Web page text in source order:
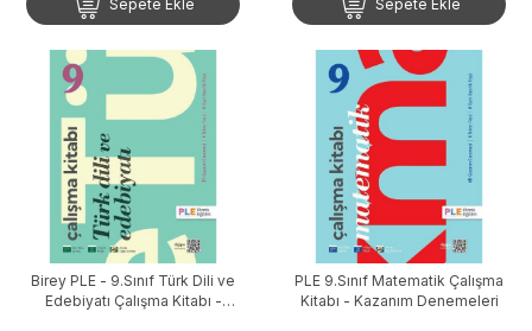
Sepete Ekle Sepete Ekle
Birey PLE - 9.Sınıf Türk Dili ve
Edebiyatı Çalışma Kitabı -
PLE 9.Sınıf Matematik Çalışma
Kitabı - Kazanım Denemeleri